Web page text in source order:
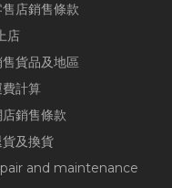
售店銷售條款
店
售貨品及地區
費計算
店銷售條款
貨及換貨
and maintenance